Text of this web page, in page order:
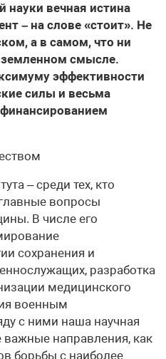
науки вечная истина
– на слове «стоит». Не
а в самом, что ни
смысле.
эффективности
силы и весьма
– среди тех, кто
вопросы
В числе его
сохранения и
разработка
медицинского
военным
с ними наша научная
важные направления, как
борьбы с наиболее